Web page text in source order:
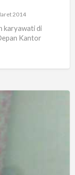
2014
karyawati di
Kantor